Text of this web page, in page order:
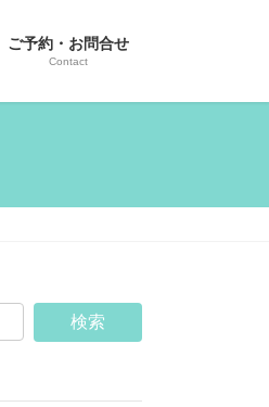
ご予約・お問合せ
Contact